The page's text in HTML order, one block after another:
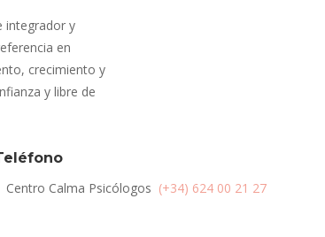
integrador y
en
crecimiento y
y libre de
Centro Calma Psicólogos (+34) 624 00 21 27